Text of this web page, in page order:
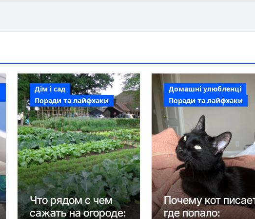
Дім і сад
Поради та лайфхаки
Что рядом с чем
сажать на огороде:
Домашні улюбленці
Поради та лайфхаки
Почему кот
где попало: